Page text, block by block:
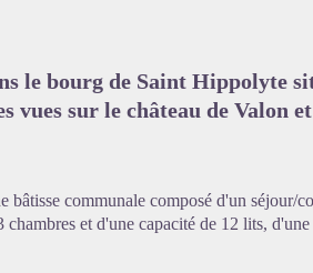
le bourg de Saint Hippolyte
sur le château de Valon
bâtisse communale composé d'un séjour/
et d'une capacité de 12 lits,